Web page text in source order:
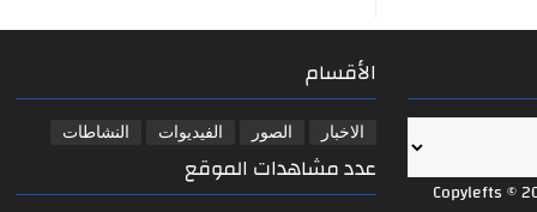
Copylefts ©
الأقسام
الاخبار الصور الفيديوات النشاطات
عدد مشاهدات الموقع